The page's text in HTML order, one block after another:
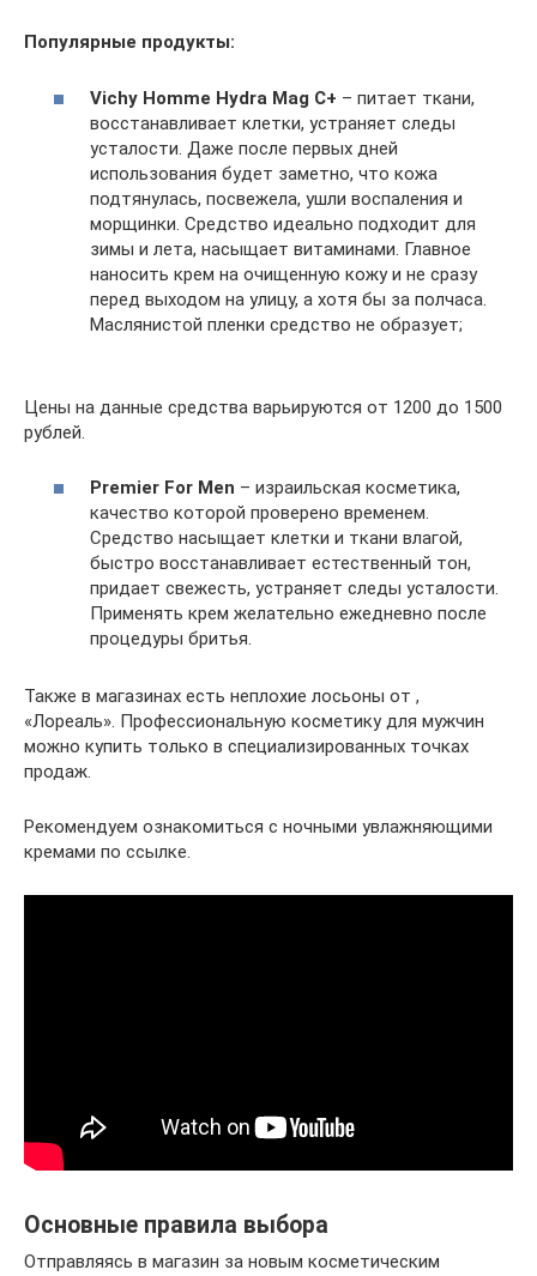
Популярные продукты:
Vichy Homme Hydra Mag C+ – питает ткани,
восстанавливает клетки, устраняет следы
усталости. Даже после первых дней
использования будет заметно, что кожа
подтянулась, посвежела, ушли воспаления и
морщинки. Средство идеально подходит для
зимы и лета, насыщает витаминами. Главное
наносить крем на очищенную кожу и не сразу
перед выходом на улицу, а хотя бы за полчаса.
Маслянистой пленки средство не образует;
Цены на данные средства варьируются от 1200 до 1500
рублей.
Premier For Men – израильская косметика,
качество которой проверено временем.
Средство насыщает клетки и ткани влагой,
быстро восстанавливает естественный тон,
придает свежесть, устраняет следы усталости.
Применять крем желательно ежедневно после
процедуры бритья.
Также в магазинах есть неплохие лосьоны от ,
«Лореаль». Профессиональную косметику для мужчин
можно купить только в специализированных точках
продаж.
Рекомендуем ознакомиться с ночными увлажняющими
кремами по ссылке.
Основные правила выбора
Отправляясь в магазин за новым косметическим